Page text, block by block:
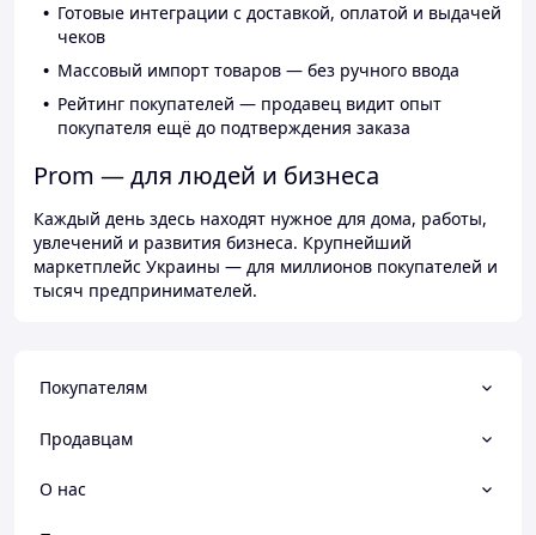
Готовые интеграции с доставкой, оплатой и выдачей
чеков
Массовый импорт товаров — без ручного ввода
Рейтинг покупателей — продавец видит опыт
покупателя ещё до подтверждения заказа
Prom — для людей и бизнеса
Каждый день здесь находят нужное для дома, работы,
увлечений и развития бизнеса. Крупнейший
маркетплейс Украины — для миллионов покупателей и
тысяч предпринимателей.
Покупателям
Продавцам
О нас